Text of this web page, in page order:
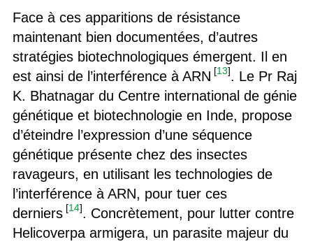
Face à ces apparitions de résistance
maintenant bien documentées, d’autres
stratégies biotechnologiques émergent. Il en
est ainsi de l’interférence à ARN [13]. Le Pr Raj
K. Bhatnagar du Centre international de génie
génétique et biotechnologie en Inde, propose
d’éteindre l’expression d’une séquence
génétique présente chez des insectes
ravageurs, en utilisant les technologies de
l’interférence à ARN, pour tuer ces
derniers [14]. Concrètement, pour lutter contre
Helicoverpa armigera, un parasite majeur du